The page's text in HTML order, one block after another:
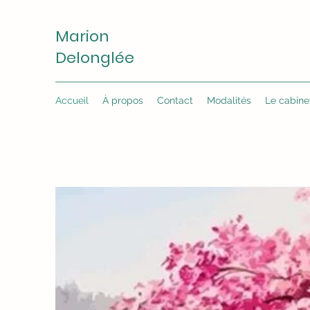
Marion
Delonglée
Accueil À propos Contact Modalités Le